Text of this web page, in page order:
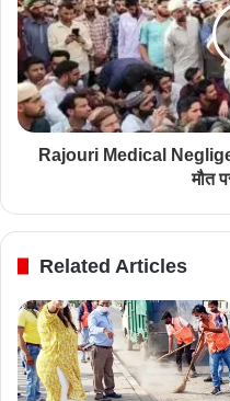
Rajouri Medical
मौत
Related Articles